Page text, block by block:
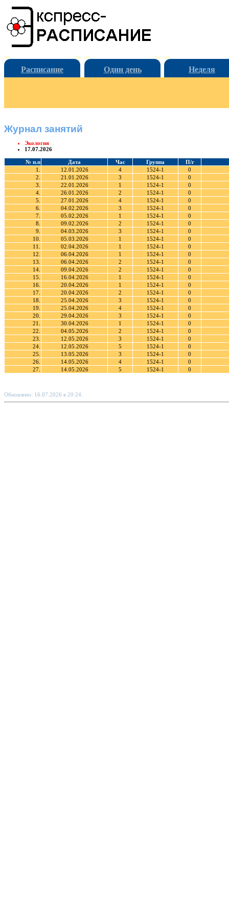
Расписание Один день Неделя
Журнал занятий
Экология
17.07.2026
№ п.п Дата Час Группа
П/г
1.
12.01.2026 4 1524-1
0
2.
21.01.2026 3 1524-1
0
3.
22.01.2026 1 1524-1
0
4.
26.01.2026 2 1524-1
0
5.
27.01.2026 4 1524-1
0
6.
04.02.2026 3 1524-1
0
7.
05.02.2026 1 1524-1
0
8.
09.02.2026 2 1524-1
0
9.
04.03.2026 3 1524-1
0
10.
05.03.2026 1 1524-1
0
11.
02.04.2026 1 1524-1
0
12.
06.04.2026 1 1524-1
0
13.
06.04.2026 2 1524-1
0
14.
09.04.2026 2 1524-1
0
15.
16.04.2026 1 1524-1
0
16.
20.04.2026 1 1524-1
0
17.
20.04.2026 2 1524-1
0
18.
25.04.2026 3 1524-1
0
19.
25.04.2026 4 1524-1
0
20.
29.04.2026 3 1524-1
0
21.
30.04.2026 1 1524-1
0
22.
04.05.2026 2 1524-1
0
23.
12.05.2026 3 1524-1
0
24.
12.05.2026 5 1524-1
0
25.
13.05.2026 3 1524-1
0
26.
14.05.2026 4 1524-1
0
27.
14.05.2026 5 1524-1 0
Обновлено: 16.07.2026 в 20:24.